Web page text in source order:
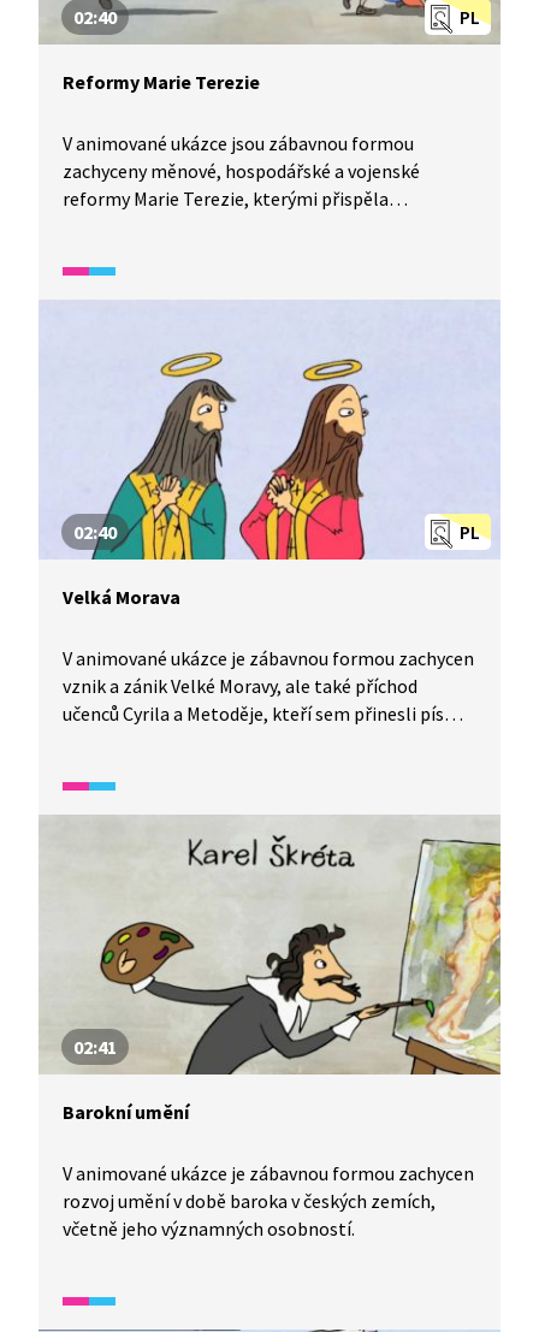
PL
02:40
Reformy Marie Terezie
V animované ukázce jsou zábavnou formou
zachyceny měnové, hospodářské a vojenské
reformy Marie Terezie, kterými přispěla
PL
02:40
Velká Morava
V animované ukázce je zábavnou formou zachycen
vznik a zánik Velké Moravy, ale také příchod
učenců Cyrila a Metoděje, kteří sem přinesli písmo
02:41
Barokní umění
V animované ukázce je zábavnou formou zachycen
rozvoj umění v době baroka v českých zemích,
včetně jeho významných osobností.